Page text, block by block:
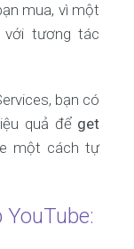
mua, vì một
với tương tác
bạn có
quả để get
một cách tự